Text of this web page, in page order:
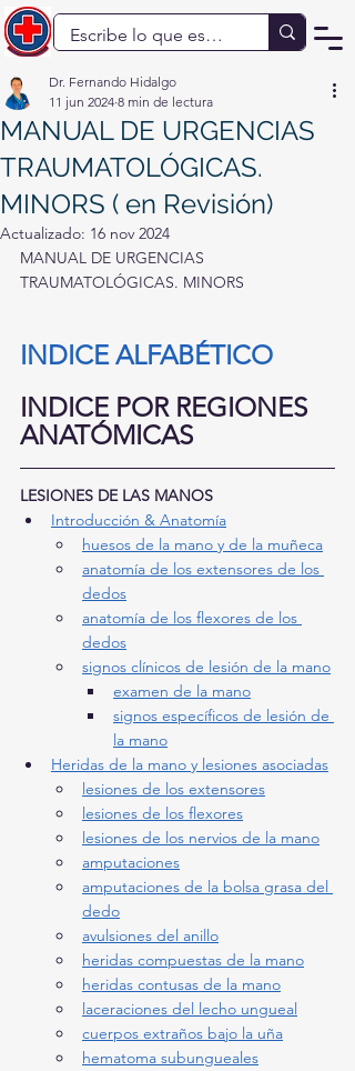
MANUAL DE URGENCIAS
TRAUMATOLÓGICAS.
MINORS ( en Revisión)
Dr. Fernando Hidalgo
11 jun 2024 8 min de lectura
Actualizado: 16 nov 2024
MANUAL DE URGENCIAS
TRAUMATOLÓGICAS. MINORS
INDICE ALFABÉTICO
INDICE POR REGIONES
ANATÓMICAS
LESIONES DE LAS MANOS
Introducción & Anatomía
huesos de la mano y de la muñeca
anatomía de los extensores de los
dedos
anatomía de los flexores de los
dedos
signos clínicos de lesión de la mano
examen de la mano
signos específicos de lesión de
la mano
Heridas de la mano y lesiones asociadas
lesiones de los extensores
lesiones de los flexores
lesiones de los nervios de la mano
amputaciones
amputaciones de la bolsa grasa del
dedo
avulsiones del anillo
heridas compuestas de la mano
heridas contusas de la mano
laceraciones del lecho ungueal
cuerpos extraños bajo la uña
hematoma subungueales